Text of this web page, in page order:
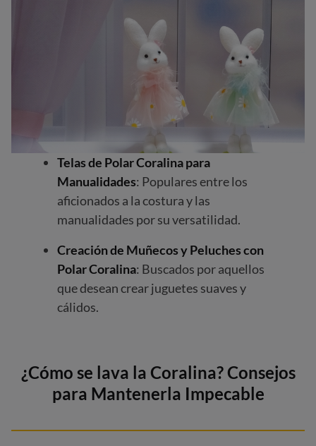
Telas de Polar Coralina para
Manualidades: Populares entre los
aficionados a la costura y las
manualidades por su versatilidad.
Creación de Muñecos y Peluches con
Polar Coralina: Buscados por aquellos
que desean crear juguetes suaves y
cálidos.
¿Cómo se lava la Coralina? Consejos
para Mantenerla Impecable